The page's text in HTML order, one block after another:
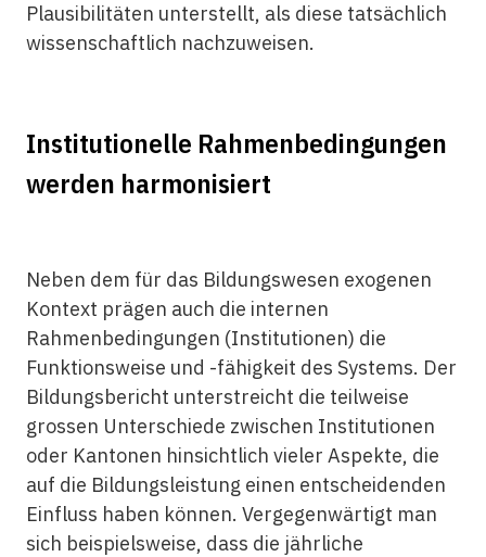
Plausibilitäten unterstellt, als diese tatsächlich
wissenschaftlich nachzuweisen.
Institutionelle Rahmenbedingungen
werden harmonisiert
Neben dem für das Bildungswesen exogenen
Kontext prägen auch die internen
Rahmenbedingungen (Institutionen) die
Funktionsweise und -fähigkeit des Systems. Der
Bildungsbericht unterstreicht die teilweise
grossen Unterschiede zwischen Institutionen
oder Kantonen hinsichtlich vieler Aspekte, die
auf die Bildungsleistung einen entscheidenden
Einfluss haben können. Vergegenwärtigt man
sich beispielsweise, dass die jährliche